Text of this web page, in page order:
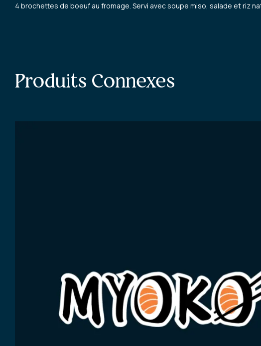
4 brochettes de boeuf au fromage. Servi avec soupe miso, salade et riz
Produits Connexes